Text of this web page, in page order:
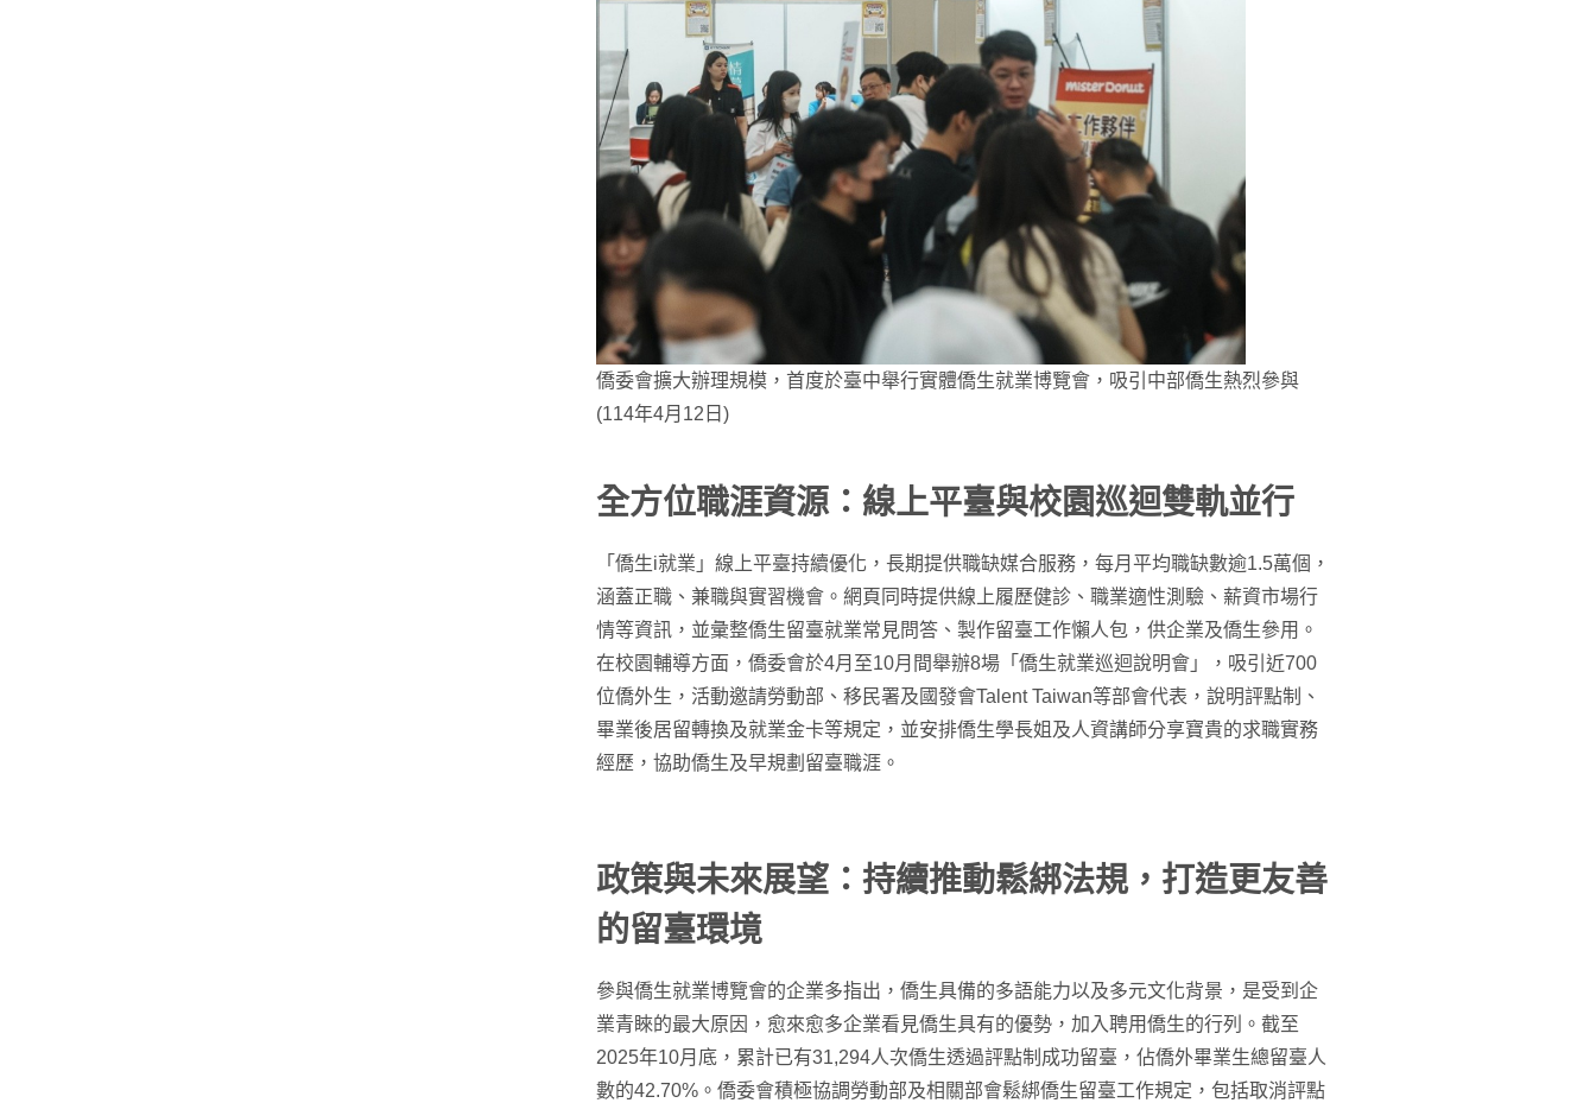
僑委會擴大辦理規模，首度於臺中舉行實體僑生就業博覽會，吸引中部僑生熱烈參與
(114年4月12日)
全方位職涯資源：線上平臺與校園巡迴雙軌並行
「僑生i就業」線上平臺持續優化，長期提供職缺媒合服務，每月平均職缺數逾1.5萬個，
涵蓋正職、兼職與實習機會。網頁同時提供線上履歷健診、職業適性測驗、薪資市場行
情等資訊，並彙整僑生留臺就業常見問答、製作留臺工作懶人包，供企業及僑生參用。
在校園輔導方面，僑委會於4月至10月間舉辦8場「僑生就業巡迴說明會」，吸引近700
位僑外生，活動邀請勞動部、移民署及國發會Talent Taiwan等部會代表，說明評點制、
畢業後居留轉換及就業金卡等規定，並安排僑生學長姐及人資講師分享寶貴的求職實務
經歷，協助僑生及早規劃留臺職涯。
政策與未來展望：持續推動鬆綁法規，打造更友善
的留臺環境
參與僑生就業博覽會的企業多指出，僑生具備的多語能力以及多元文化背景，是受到企
業青睞的最大原因，愈來愈多企業看見僑生具有的優勢，加入聘用僑生的行列。截至
2025年10月底，累計已有31,294人次僑生透過評點制成功留臺，佔僑外畢業生總留臺人
數的42.70%。僑委會積極協調勞動部及相關部會鬆綁僑生留臺工作規定，包括取消評點